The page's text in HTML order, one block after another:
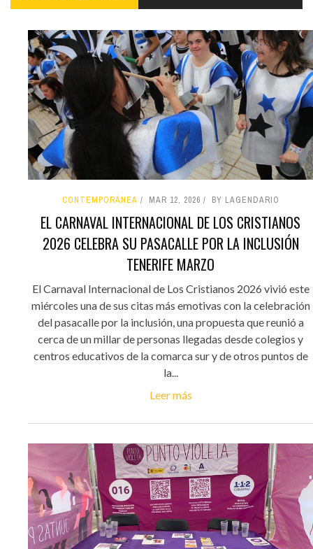
CONTEMPORÁNEA MAR 12, 2026 BY LAGENDARIO
EL CARNAVAL INTERNACIONAL DE LOS CRISTIANOS
2026 CELEBRA SU PASACALLE POR LA INCLUSIÓN
TENERIFE MARZO
El Carnaval Internacional de Los Cristianos 2026 vivió este
miércoles una de sus citas más emotivas con la celebración
del pasacalle por la inclusión, una propuesta que reunió a
cerca de un millar de personas llegadas desde colegios y
centros educativos de la comarca sur y de otros puntos de
la...
Leer más